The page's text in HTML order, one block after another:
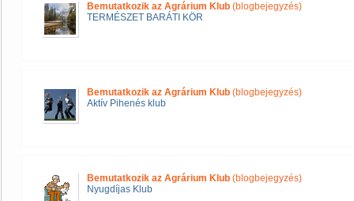
Bemutatkozik az Agrárium Klub (blogbejegyzés)
TERMÉSZET BARÁTI KÖR
Bemutatkozik az Agrárium Klub (blogbejegyzés)
Aktív Pihenés klub
Bemutatkozik az Agrárium Klub (blogbejegyzés)
Nyugdíjas Klub